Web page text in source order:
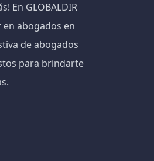
En GLOBALDIR
en abogados en
de abogados
para brindarte